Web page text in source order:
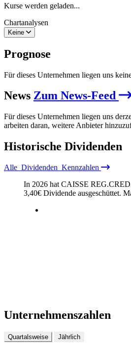
Kurse werden geladen...
Chartanalysen
Keine
Prognose
Für dieses Unternehmen liegen uns
News Zum News-Feed
Für dieses Unternehmen liegen uns
arbeiten daran, weitere Anbieter
Historische Dividenden
Alle Dividenden Kennzahlen
In 2026 hat CAISSE
3,40€ Dividende ausgeschüttet.
Unternehmenszahlen
Quartalsweise Jährlich